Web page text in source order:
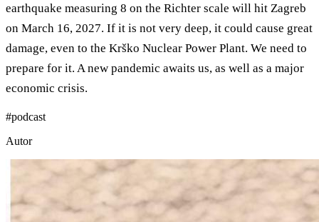
earthquake measuring 8 on the Richter scale will hit Zagreb
on March 16, 2027. If it is not very deep, it could cause great
damage, even to the Krško Nuclear Power Plant. We need to
prepare for it. A new pandemic awaits us, as well as a major
economic crisis.
#podcast
Autor